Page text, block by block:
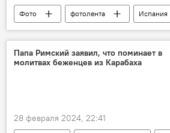
Фото фотолента
Испания
Выставка
Армения
Папа Римский заявил, что поминает в
молитвах беженцев из Карабаха
28 февраля 2024, 22:41